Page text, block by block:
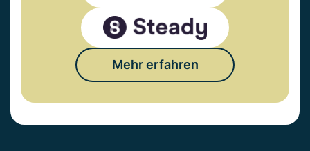
Mehr erfahren